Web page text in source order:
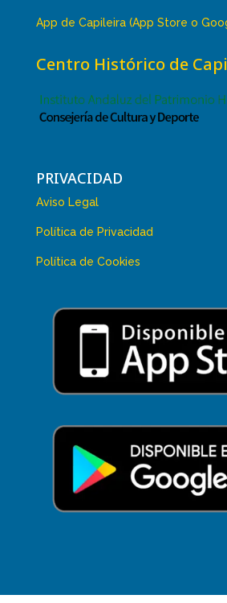
App de Capileira (App Store o
Centro Histórico de
PRIVACIDAD
Aviso Legal
Política de Privacidad
Política de Cookies